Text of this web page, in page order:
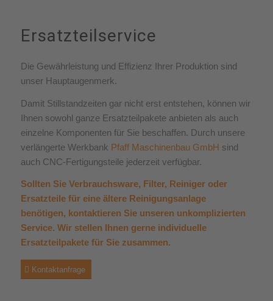
Ersatzteilservice
Die Gewährleistung und Effizienz Ihrer Produktion sind
unser Hauptaugenmerk.
Damit Stillstandzeiten gar nicht erst entstehen, können wir
Ihnen sowohl ganze Ersatzteilpakete anbieten als auch
einzelne Komponenten für Sie beschaffen. Durch unsere
verlängerte Werkbank Pfaff Maschinenbau GmbH sind
auch CNC-Fertigungsteile jederzeit verfügbar.
Sollten Sie Verbrauchsware, Filter, Reiniger oder
Ersatzteile für eine ältere Reinigungsanlage
benötigen, kontaktieren Sie unseren unkomplizierten
Service. Wir stellen Ihnen gerne individuelle
Ersatzteilpakete für Sie zusammen.
Kontaktanfrage